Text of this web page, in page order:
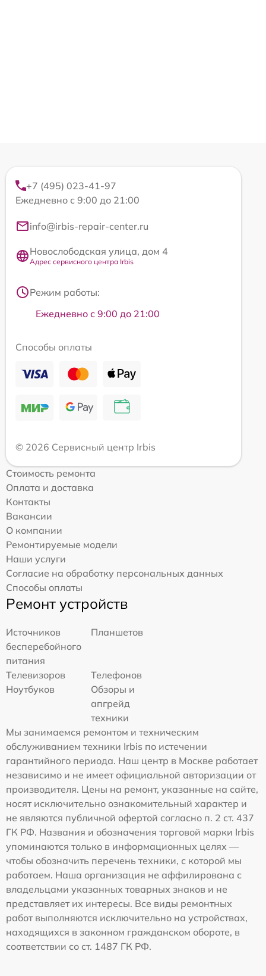
+7 (495) 023-41-97
Ежедневно с 9:00 до 21:00
info@irbis-repair-center.ru
Новослободская улица, дом 4
Адрес сервисного центра Irbis
Режим работы:
Ежедневно с 9:00 до 21:00
Способы оплаты
© 2026 Сервисный центр Irbis
Стоимость ремонта
Оплата и доставка
Контакты
Вакансии
О компании
Ремонтируемые модели
Наши услуги
Согласие на обработку персональных данных
Способы оплаты
Ремонт устройств
Источников
бесперебойного
питания
Планшетов
Телевизоров
Телефонов
Ноутбуков
Обзоры и
апгрейд
техники
Мы занимаемся ремонтом и техническим
обслуживанием техники Irbis по истечении
гарантийного периода. Наш центр в Москве работает
независимо и не имеет официальной авторизации от
производителя. Цены на ремонт, указанные на сайте,
носят исключительно ознакомительный характер и
не являются публичной офертой согласно п. 2 ст. 437
ГК РФ. Названия и обозначения торговой марки Irbis
упоминаются только в информационных целях —
чтобы обозначить перечень техники, с которой мы
работаем. Наша организация не аффилирована с
владельцами указанных товарных знаков и не
представляет их интересы. Все виды ремонтных
работ выполняются исключительно на устройствах,
находящихся в законном гражданском обороте, в
соответствии со ст. 1487 ГК РФ.